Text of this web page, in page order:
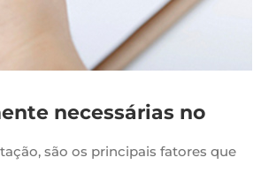
necessárias no
são os principais fatores que